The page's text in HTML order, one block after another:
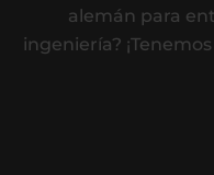
alemán para
ingeniería?